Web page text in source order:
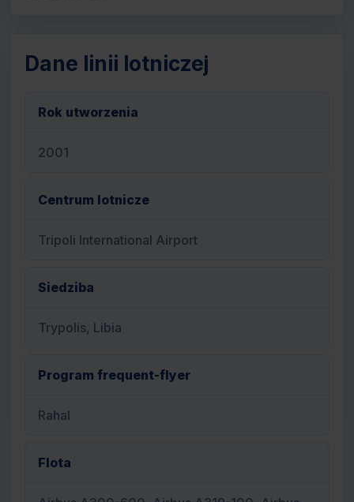
Dane linii lotniczej
Rok utworzenia
2001
Centrum lotnicze
Tripoli International Airport
Siedziba
Trypolis, Libia
Program frequent-flyer
Rahal
Flota